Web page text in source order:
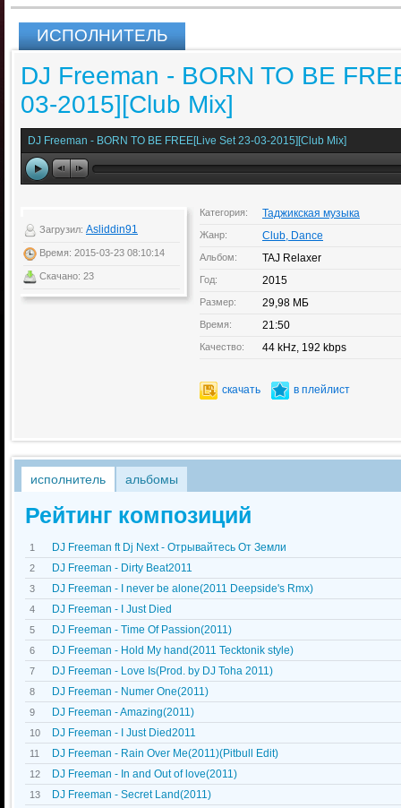
ИСПОЛНИТЕЛЬ
DJ Freeman - BORN TO BE
03-2015][Club Mix]
DJ Freeman - BORN TO BE FREE[Live Set 23-03-2015][Club Mix]
Загрузил: Asliddin91
Время: 2015-03-23 08:10:14
Скачано: 23
Категория: Таджикская музыка
Жанр: Club, Dance
Альбом: TAJ Relaxer
Год: 2015
Размер: 29,98 МБ
Время: 21:50
Качество: 44 kHz, 192 kbps
скачать в плейлист
исполнитель альбомы
Рейтинг композиций
1 DJ Freeman ft Dj Next - Отрывайтесь От Земли
2 DJ Freeman - Dirty Beat2011
3 DJ Freeman - I never be alone(2011 Deepside's Rmx)
4 DJ Freeman - I Just Died
5 DJ Freeman - Time Of Passion(2011)
6 DJ Freeman - Hold My hand(2011 Tecktonik style)
7 DJ Freeman - Love Is(Prod. by DJ Toha 2011)
8 DJ Freeman - Numer One(2011)
9 DJ Freeman - Amazing(2011)
10 DJ Freeman - I Just Died2011
11 DJ Freeman - Rain Over Me(2011)(Pitbull Edit)
12 DJ Freeman - In and Out of love(2011)
13 DJ Freeman - Secret Land(2011)